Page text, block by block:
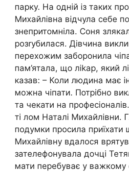
парку. На одній із таких
Михайлівна відчула себе
знепритомніла. Соня
розrубилася. Дівчина
перехожим забоpонила
пам’ятала, що ліkар, який
казав: – Коли людина має
можна чiпати. Потрібно
та чекати на
ті лом Наталі Михайлівни.
подумки просила
Михайлівну вдалося
зателефонувала дочці
мати перебуває у важкому